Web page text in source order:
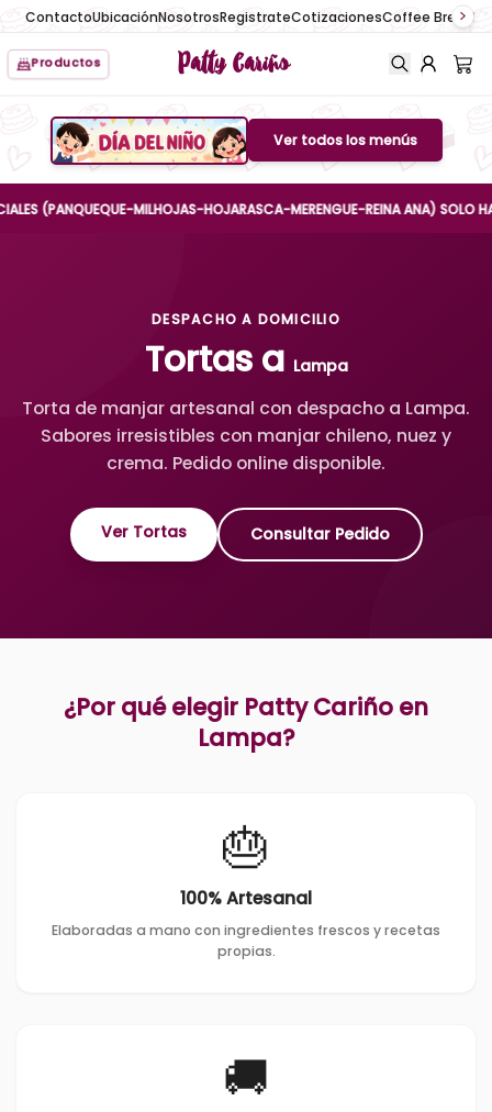
ContactoUbicaciónNosotrosRegistrateCotizacionesCoffee Break
Productos Patty Cariño
Boton de menu
Ver todos los menús
(PANQUEQUE-MILHOJAS-HOJARASCA-MERENGUE-REINA ANA) SOLO HASTA
DESPACHO A DOMICILIO
Tortas a Lampa
Torta de manjar artesanal con despacho a Lampa.
Sabores irresistibles con manjar chileno, nuez y
crema. Pedido online disponible.
Ver Tortas Consultar Pedido
¿Por qué elegir Patty Cariño en
Lampa?
🎂
100% Artesanal
Elaboradas a mano con ingredientes frescos y recetas
propias.
🚚